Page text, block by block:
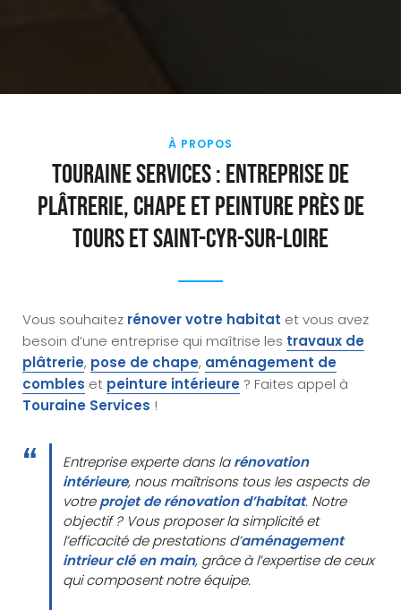
À PROPOS
Touraine services : entreprise de
plâtrerie, chape et peinture près de
Tours et Saint-Cyr-sur-Loire
Vous souhaitez rénover votre habitat et vous avez
besoin d’une entreprise qui maîtrise les travaux de
plâtrerie, pose de chape, aménagement de
combles et peinture intérieure ? Faites appel à
Touraine Services !
Entreprise experte dans larénovation
intérieure, nous maîtrisons tous les aspects de
votreprojet de rénovation d’habitat. Notre
objectif ? Vous proposer la simplicité et
l’efficacité de prestations d’aménagement
intrieur clé en main, grâce à l’expertise de ceux
qui composent notre équipe.